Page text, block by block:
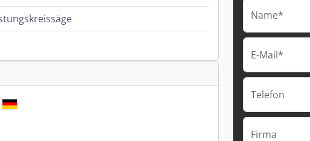
Name*
E-Mail*
Telefon
Firma